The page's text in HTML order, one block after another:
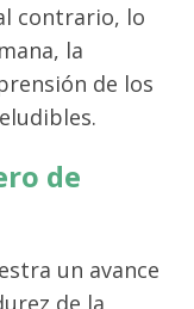
contrario, lo
la
de los
de
un avance
de la